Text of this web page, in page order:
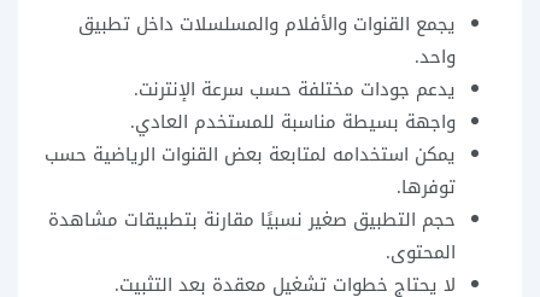
يجمع القنوات والأفلام والمسلسلات داخل تطبيق
واحد.
يدعم جودات مختلفة حسب سرعة الإنترنت.
واجهة بسيطة مناسبة للمستخدم العادي.
يمكن استخدامه لمتابعة بعض القنوات الرياضية حسب
توفرها.
حجم التطبيق صغير نسبيًا مقارنة بتطبيقات مشاهدة
المحتوى.
لا يحتاج خطوات تشغيل معقدة بعد التثبيت.